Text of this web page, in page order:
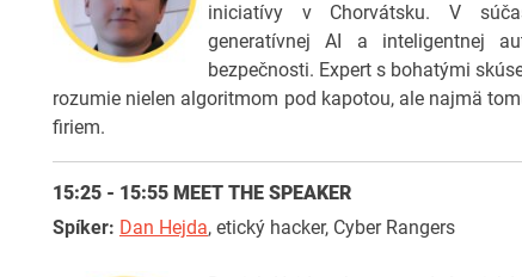
iniciatívy v Chorvátsku. V
generatívnej AI a inteligentnej
bezpečnosti. Expert s bohatými
rozumie nielen algoritmom pod kapotou, ale najmä
firiem.
15:25 - 15:55 MEET THE SPEAKER
Spíker: Dan Hejda, etický hacker, Cyber Rangers